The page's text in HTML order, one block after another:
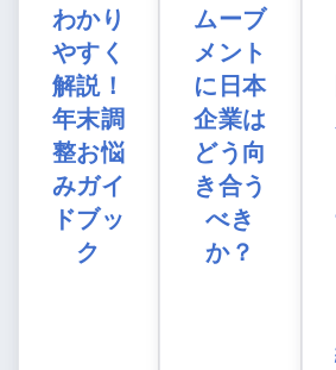
わかり
やすく
解説！
年末調
整お悩
みガイ
ドブッ
ク
ムーブ
メント
に日本
企業は
どう向
き合う
べき
か？